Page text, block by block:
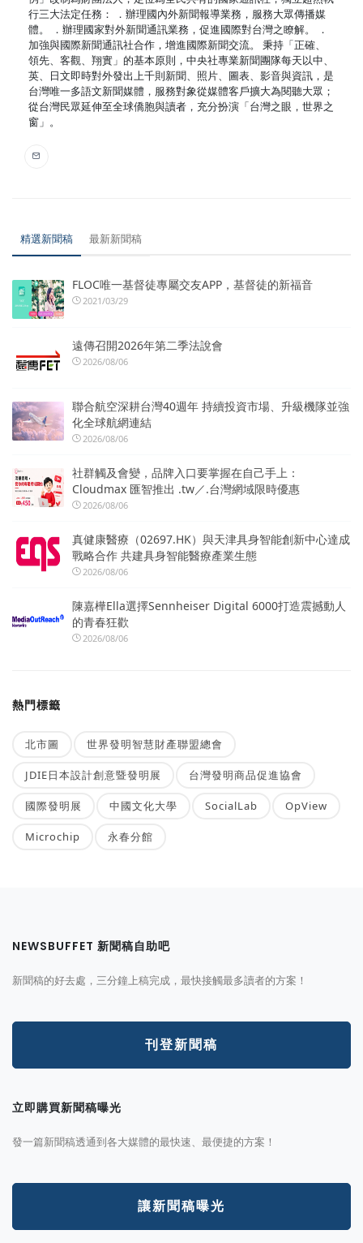
行三大法定任務： ．辦理國內外新聞報導業務，服務大眾傳播媒
體。 ．辦理國家對外新聞通訊業務，促進國際對台灣之瞭解。 ．
加強與國際新聞通訊社合作，增進國際新聞交流。 秉持「正確、
領先、客觀、翔實」的基本原則，中央社專業新聞團隊每天以中、
英、日文即時對外發出上千則新聞、照片、圖表、影音與資訊，是
台灣唯一多語文新聞媒體，服務對象從媒體客戶擴大為閱聽大眾；
從台灣民眾延伸至全球僑胞與讀者，充分扮演「台灣之眼，世界之
窗」。
精選新聞稿 最新新聞稿
FLOC唯一基督徒專屬交友APP，基督徒的新福音
2021/03/29
遠傳召開2026年第二季法說會
2026/08/06
聯合航空深耕台灣40週年 持續投資市場、升級機隊並強
化全球航網連結
2026/08/06
社群觸及會變，品牌入口要掌握在自己手上：
Cloudmax 匯智推出 .tw／.台灣網域限時優惠
2026/08/06
真健康醫療（02697.HK）與天津具身智能創新中心達成
戰略合作 共建具身智能醫療產業生態
2026/08/06
陳嘉樺Ella選擇Sennheiser Digital 6000打造震撼動人
的青春狂歡
2026/08/06
熱門標籤
北市圖 世界發明智慧財產聯盟總會
JDIE日本設計創意暨發明展 台灣發明商品促進協會
國際發明展 中國文化大學 SocialLab OpView
Microchip 永春分館
NEWSBUFFET 新聞稿自助吧
新聞稿的好去處，三分鐘上稿完成，最快接觸最多讀者的方案！
刊登新聞稿
立即購買新聞稿曝光
發一篇新聞稿透通到各大媒體的最快速、最便捷的方案！
讓新聞稿曝光